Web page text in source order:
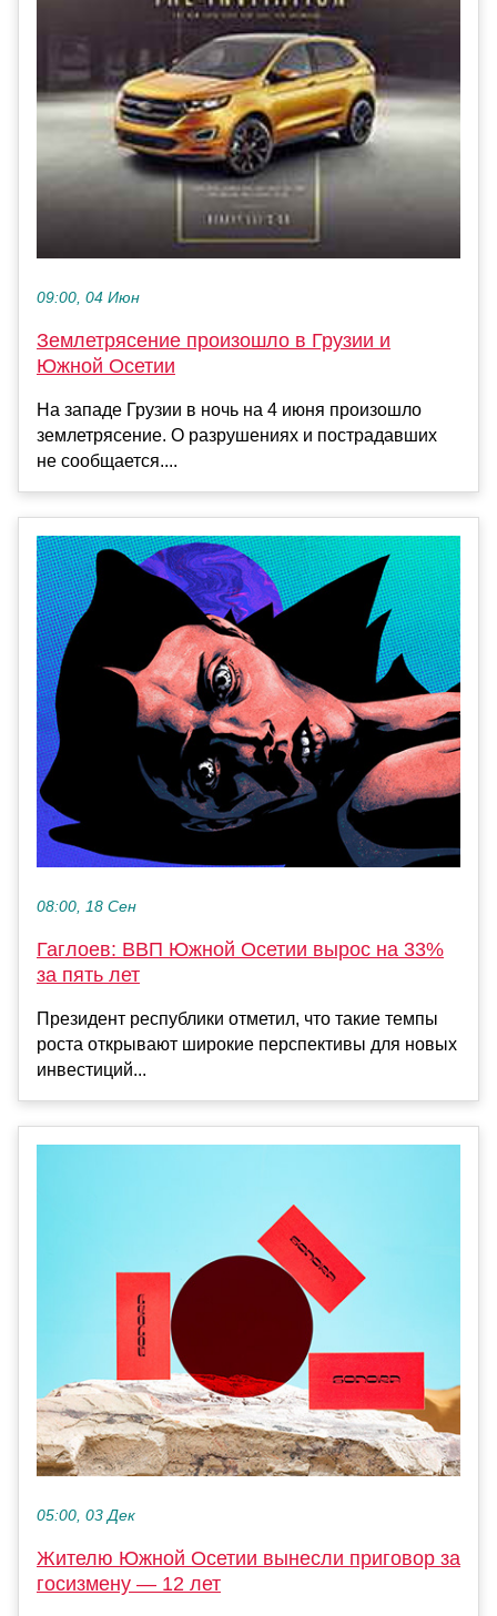
09:00, 04 Июн
Землетрясение произошло в Грузии и
Южной Осетии
На западе Грузии в ночь на 4 июня произошло
землетрясение. О разрушениях и пострадавших
не сообщается....
08:00, 18 Сен
Гаглоев: ВВП Южной Осетии вырос на 33%
за пять лет
Президент республики отметил, что такие темпы
роста открывают широкие перспективы для новых
инвестиций...
05:00, 03 Дек
Жителю Южной Осетии вынесли приговор за
госизмену — 12 лет